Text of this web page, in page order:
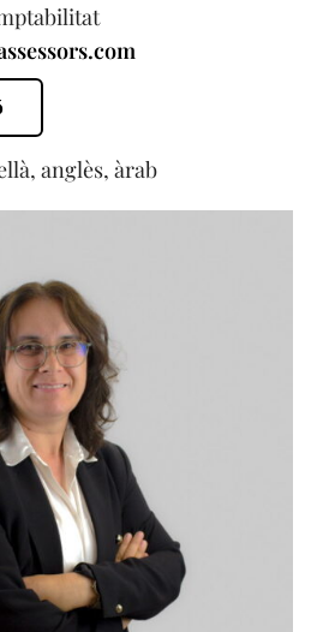
anglès, àrab